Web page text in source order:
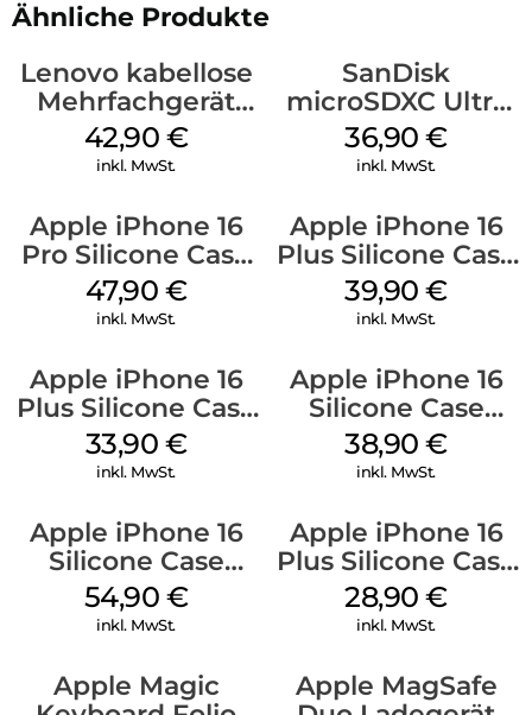
Ähnliche Produkte
Lenovo kabellose
Mehrfachgerät
Luna Grey
42,90 €
inkl. MwSt.
SanDisk
microSDXC Ultra
128 GB + Adapter
Mobile
36,90€
inkl. MwSt.
Apple iPhone 16
Pro Silicone Case
MagSafe Denim
47,90 €
inkl. MwSt.
Apple iPhone 16
Plus Silicone Case
MagSafe Plum
39,90€
inkl. MwSt.
Apple iPhone 16
Plus Silicone Case
MagSafe Lake
Green
33,90 €
inkl. MwSt.
Apple iPhone 16
Silicone Case
MagSafe
Ultramarine
38,90€
inkl. MwSt.
Apple iPhone 16
Silicone Case
MagSafe Black
54,90 €
inkl. MwSt.
Apple iPhone 16
Plus Silicone Case
MagSafe Black
28,90€
inkl. MwSt.
Apple Magic
Apple MagSafe